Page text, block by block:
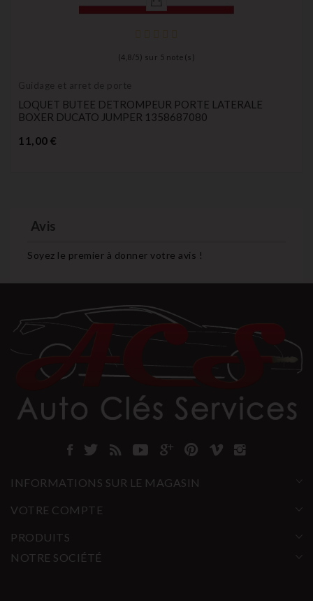
(4,8 / 5) sur 5 note(s)
Guidage et arret de porte
LOQUET BUTEE DETROMPEUR PORTE LATERALE
BOXER DUCATO JUMPER 1358687080
11,00 €
Avis
Soyez le premier à donner votre avis !
INFORMATIONS SUR LE MAGASIN
VOTRE COMPTE
PRODUITS
NOTRE SOCIÉTÉ